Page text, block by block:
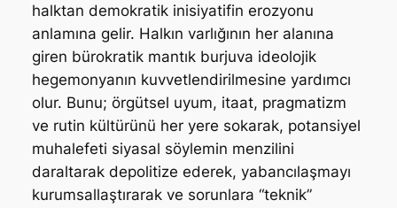
halktan demokratik inisiyatifin erozyonu
anlamına gelir. Halkın varlığının her alanına
giren bürokratik mantık burjuva ideolojik
hegemonyanın kuvvetlendirilmesine yardımcı
olur. Bunu; örgütsel uyum, itaat, pragmatizm
ve rutin kültürünü her yere sokarak, potansiyel
muhalefeti siyasal söylemin menzilini
daraltarak depolitize ederek, yabancılaşmayı
kurumsallaştırarak ve sorunlara “teknik”